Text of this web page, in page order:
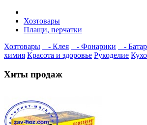
Хозтовары
Плащи, перчатки
Хозтовары
- Клея - Фонарики -
химия Красота и здоровье Рукоделие
Хиты продаж